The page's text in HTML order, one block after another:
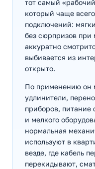
тот самый
который чаще
подключений:
без сюрпризов при
аккуратно
выбивается из
открыто.
По применению он
удлинители,
приборов, питание
и мелкого
нормальная
используют в
везде, где кабель
перекидывают,